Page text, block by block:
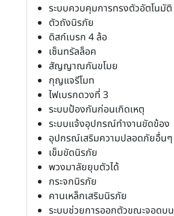
ระบบควบคุมการทรงตัวอัตโนมัติ
ตัวถังนิรภัย
ดิสก์เบรก 4 ล้อ
เซ็นทรัลล็อค
สัญญาณกันขโมย
กุญแจรีโมท
ไฟเบรกดวงที่ 3
ระบบป้องกันก่อนเกิดเหตุ
ระบบแจ้งอุปกรณ์ทำงานขัดข้อง
อุปกรณ์เสริมความปลอดภัยอื่นๆ
เข็มขัดนิรภัย
พวงมาลัยยุบตัวได้
กระจกนิรภัย
คานเหล็กเสริมนิรภัย
ระบบช่วยการออกตัวขณะจอดบน